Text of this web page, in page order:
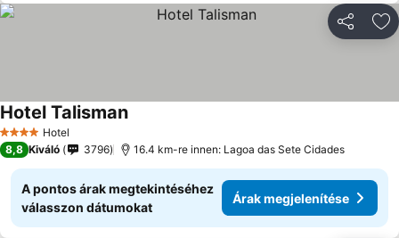
4 KategóriaHotel
Hotel Talisman
8,8 Kiváló 3796 16.4 km-re innen: Lagoa das Sete Cidades
A pontos árak megtekintéséhez
válasszon dátumokat
Árak megjelenítése